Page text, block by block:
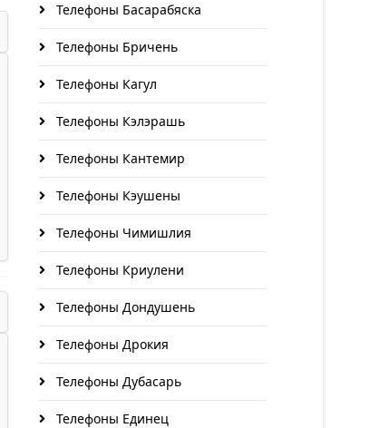
Телефоны Басарабяска
Телефоны Бричень
Телефоны Кагул
Телефоны Кэлэрашь
Телефоны Кантемир
Телефоны Кэушены
Телефоны Чимишлия
Телефоны Криулени
Телефоны Дондушень
Телефоны Дрокия
Телефоны Дубасарь
Телефоны Единец